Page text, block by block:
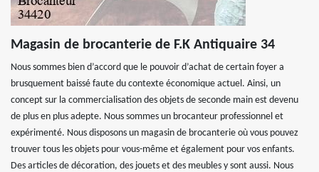
Magasin de brocanterie de F.K Antiquaire 34
Nous sommes bien d’accord que le pouvoir d’achat de certain foyer a
brusquement baissé faute du contexte économique actuel. Ainsi, un
concept sur la commercialisation des objets de seconde main est devenu
de plus en plus adepte. Nous sommes un brocanteur professionnel et
expérimenté. Nous disposons un magasin de brocanterie où vous pouvez
trouver tous les objets pour vous-même et également pour vos enfants.
Des articles de décoration, des jouets et des meubles y sont aussi. Nous